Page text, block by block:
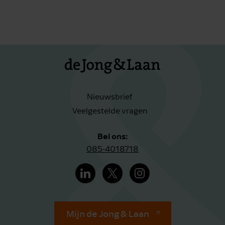
Nieuwsbrief
Veelgestelde vragen
Bel ons:
085-4018718
Mijn de Jong & Laan